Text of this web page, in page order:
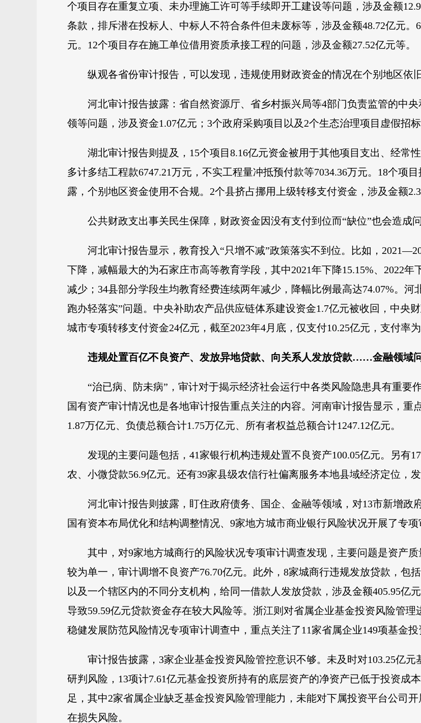
个项目存在重复立项、未办理施工许可等手续即开工建设等问题，涉及金额
条款，排斥潜在投标人、中标人不符合条件但未废标等，涉及金额48.72亿元。
元。12个项目存在施工单位借用资质承接工程的问题，涉及金额27.52亿元等。
纵观各省份审计报告，可以发现，违规使用财政资金的情况在个别地区依旧
河北审计报告披露：省自然资源厅、省乡村振兴局等4部门负责监管的中
领等问题，涉及资金1.07亿元；3个政府采购项目以及2个生态治理项目虚假招标
湖北审计报告则提及，15个项目8.16亿元资金被用于其他项目支出、经常
多计多结工程款6747.21万元，不实工程量冲抵预付款等7034.36万元。18个项
露，个别地区资金使用不合规。2个县挤占挪用上级转移支付资金，涉及金额
公共财政支出事关民生保障，财政资金因没有支付到位而“缺位”也会造成问
河北审计报告显示，教育投入“只增不减”政策落实不到位。比如，
下降，减幅最大的为石家庄市高等教育学段，其中2021年下降15.15%、2022
减少；34县部分学段生均教育经费连续两年减少，降幅比例最高达74.07%。
跑办轻落实”问题。中央补助农产品供应链体系建设资金1.7亿元被收回，中央
城市专项转移支付资金24亿元，截至2023年4月底，仅支付10.25亿元，支付率为
违规处置百亿不良资产、发放异地贷款、向关系人发放贷款……金融领域
“治已病、防未病”，审计对于揭示经济社会运行中各类风险隐患具有重要
国有资产审计情况也是各地审计报告重点关注的内容。河南审计报告显示，重
1.87万亿元、负债总额合计1.75万亿元、所有者权益总额合计1247.12亿元。
发现的主要问题包括，41家银行机构违规处置不良资产100.05亿元。另有
农、小微贷款56.9亿元。还有39家县级农信行社偏离服务本地县域经济定位，发
河北审计报告则披露，盯住政府债务、国企、金融等领域，对13市新增政
国有资本布局优化和结构调整情况、9家地方城市商业银行风险状况开展了专项
其中，对9家地方城商行的风险状况专项审计调查发现，主要问题是资产
较为单一，审计调增不良资产76.70亿元。此外，8家城商行违规发放贷款，包
以及一个辖区内的不同分支机构，给同一借款人发放贷款，涉及金额405.95亿
导致59.59亿元贷款资金存在较大风险等。浙江则对省属企业基金投资风险管
稳健发展防范风险情况专项审计调查中，重点关注了11家省属企业149项基金投
审计报告披露，3家企业基金投资风险管控意识不够。未及时对103.25亿
研判风险，13项计7.61亿元基金投资所持有的底层资产的净资产已低于投资成
足，其中2家省属企业缺乏基金投资风险管理能力，未能对下属投资平台公司
在损失风险。